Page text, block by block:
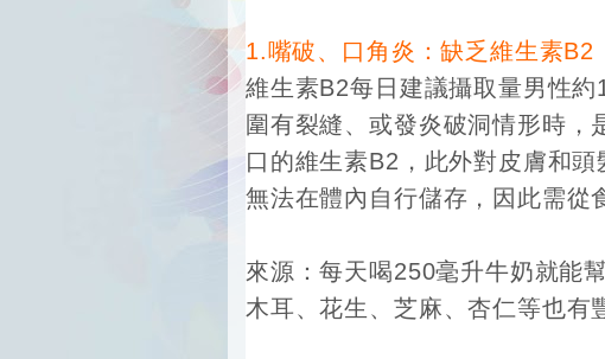
1.嘴破、口角炎：缺乏維生素B2
維生素B2每日建議攝取量男性
圍有裂縫、或發炎破洞情形時
口的維生素B2，此外對皮膚和
無法在體內自行儲存，因此需從
來源：每天喝250毫升牛奶就能
木耳、花生、芝麻、杏仁等也有